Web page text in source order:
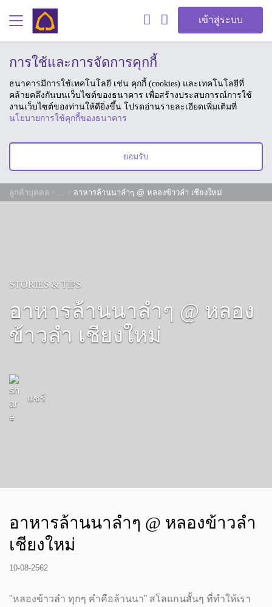
เข้าสู่ระบบ
การใช้และการจัดการคุกกี้
ธนาคารมีการใช้เทคโนโลยี เช่น คุกกี้ (cookies) และเทคโนโลยีที่
คล้ายคลึงกันบนเว็บไซต์ของธนาคาร เพื่อสร้างประสบการณ์การใช้
งานเว็บไซต์ของท่านให้ดียิ่งขึ้น โปรดอ่านรายละเอียดเพิ่มเติมที่
นโยบายการใช้คุกกี้ของธนาคาร
ยอมรับ
ลูกค้าบุคคล ... อาหารล้านนาลำๆ @ หลองข้าวลำ เชียงใหม่
STORIES & TIPS
อาหารล้านนาลำๆ @ หลอง
ข้าวลำ เชียงใหม่
แชร์
อาหารล้านนาลำๆ @ หลองข้าวลำ
เชียงใหม่
10-08-2562
"หลองข้าวลำ ทุกๆ คำคือล้านนา” สโลแกนสั้นๆ ที่ทำให้เรา